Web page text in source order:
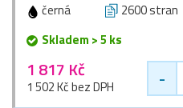
černá 2600 stran
Skladem > 5 ks
1 817 Kč
1 502 Kč bez DPH -